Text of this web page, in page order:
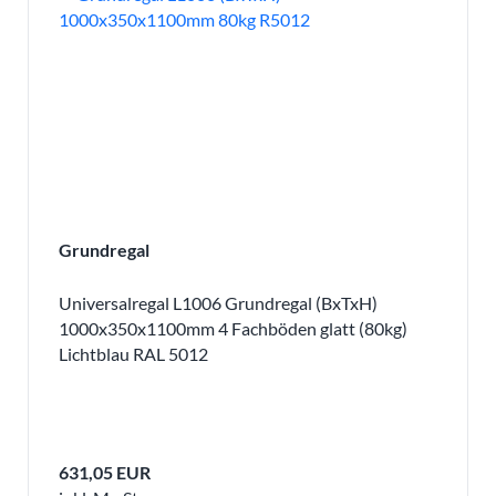
Grundregal
Universalregal L1006 Grundregal (BxTxH)
1000x350x1100mm 4 Fachböden glatt (80kg)
Lichtblau RAL 5012
631,05 EUR